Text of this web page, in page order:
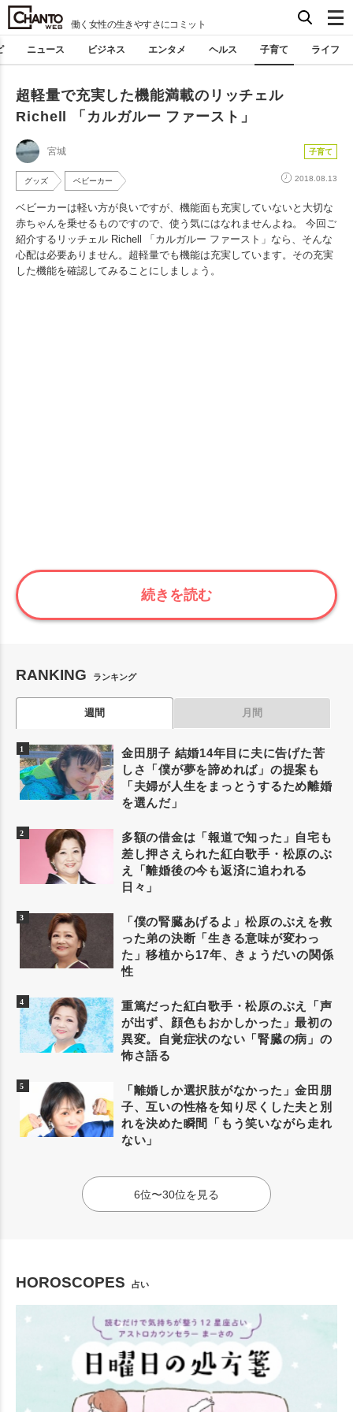
働く女性の生きやすさにコミット
ニュース ビジネス エンタメ ヘルス 子育て ライフ
超軽量で充実した機能満載のリッチェル
Richell 「カルガルー ファースト」
宮城 子育て
グッズ ベビーカー 2018.08.13
ベビーカーは軽い方が良いですが、機能面も充実していないと大切な
赤ちゃんを乗せるものですので、使う気にはなれませんよね。 今回ご
紹介するリッチェル Richell 「カルガルー ファースト」なら、そんな
心配は必要ありません。超軽量でも機能は充実しています。その充実
した機能を確認してみることにしましょう。
続きを読む
RANKING ランキング
週間 月間
金田朋子 結婚14年目に夫に告げた苦
しさ「僕が夢を諦めれば」の提案も
「夫婦が人生をまっとうするため離婚
を選んだ」
多額の借金は「報道で知った」自宅も
差し押さえられた紅白歌手・松原のぶ
え「離婚後の今も返済に追われる
日々」
「僕の腎臓あげるよ」松原のぶえを救
った弟の決断「生きる意味が変わっ
た」移植から17年、きょうだいの関係
性
重篤だった紅白歌手・松原のぶえ「声
が出ず、顔色もおかしかった」最初の
異変。自覚症状のない「腎臓の病」の
怖さ語る
「離婚しか選択肢がなかった」金田朋
子、互いの性格を知り尽くした夫と別
れを決めた瞬間「もう笑いながら走れ
ない」
6位〜30位を見る
HOROSCOPES 占い